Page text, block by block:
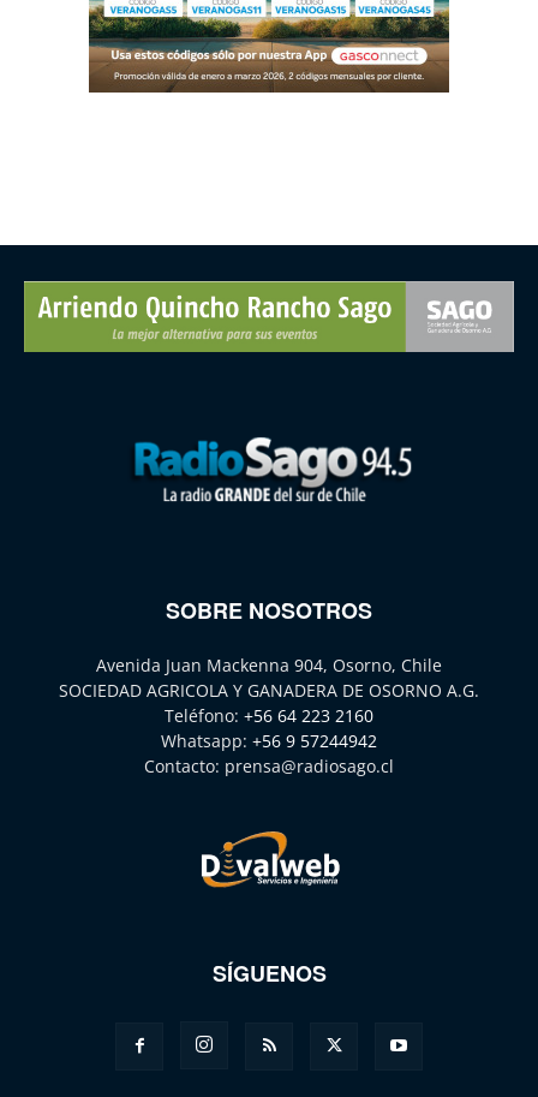
SOBRE NOSOTROS
Avenida Juan Mackenna 904, Osorno, Chile
SOCIEDAD AGRICOLA Y GANADERA DE OSORNO A.G.
Teléfono: +56 64 223 2160
Whatsapp: +56 9 57244942
Contacto: prensa@radiosago.cl
SÍGUENOS